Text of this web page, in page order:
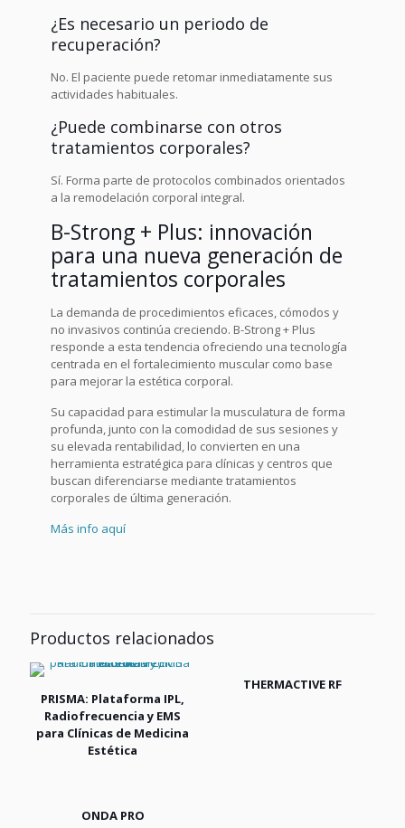
¿Es necesario un periodo de
recuperación?
No. El paciente puede retomar inmediatamente sus
actividades habituales.
¿Puede combinarse con otros
tratamientos corporales?
Sí. Forma parte de protocolos combinados orientados
a la remodelación corporal integral.
B-Strong + Plus: innovación
para una nueva generación de
tratamientos corporales
La demanda de procedimientos eficaces, cómodos y
no invasivos continúa creciendo. B-Strong + Plus
responde a esta tendencia ofreciendo una tecnología
centrada en el fortalecimiento muscular como base
para mejorar la estética corporal.
Su capacidad para estimular la musculatura de forma
profunda, junto con la comodidad de sus sesiones y
su elevada rentabilidad, lo convierten en una
herramienta estratégica para clínicas y centros que
buscan diferenciarse mediante tratamientos
corporales de última generación.
Más info aquí
Productos relacionados
PRISMA: Plataforma IPL,
Radiofrecuencia y EMS
para Clínicas de Medicina
Estética
THERMACTIVE RF
ONDA PRO